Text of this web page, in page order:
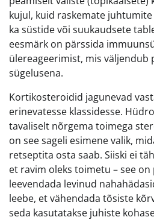
kujul, kuid raskemate
ka süstide või suukaudsete
eesmärk on pärssida
ülereageerimist, mis väljendub
sügelusena.
Kortikosteroidid jagunevad
erinevatesse klassidesse.
tavaliselt nõrgema toimega
on see sageli esimene valik,
retseptita osta saab. Siiski ei
et ravim oleks toimetu – see
leevendada levinud
leebe, et vähendada tõsiste
seda kasutatakse juhiste